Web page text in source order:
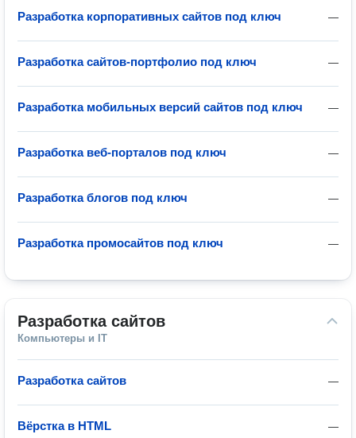
—
Разработка корпоративных сайтов под ключ
—
Разработка сайтов-портфолио под ключ
—
Разработка мобильных версий сайтов под ключ
—
Разработка веб-порталов под ключ
—
Разработка блогов под ключ
—
Разработка промосайтов под ключ
Разработка сайтов
Компьютеры и IT
—
Разработка сайтов
—
Вёрстка в HTML